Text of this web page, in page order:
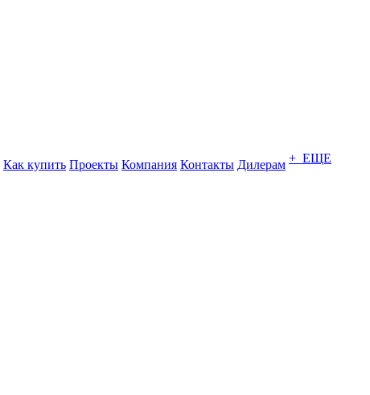
Как купить Проекты Компания Контакты Дилерам + ЕЩЕ